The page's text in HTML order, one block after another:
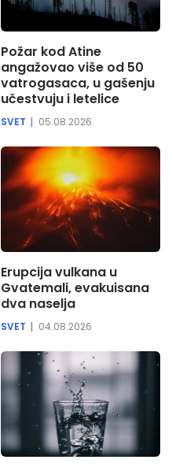
Požar kod Atine
angažovao više od 50
vatrogasaca, u gašenju
učestvuju i letelice
SVET 05.08.2026
Erupcija vulkana u
Gvatemali, evakuisana
dva naselja
SVET 04.08.2026